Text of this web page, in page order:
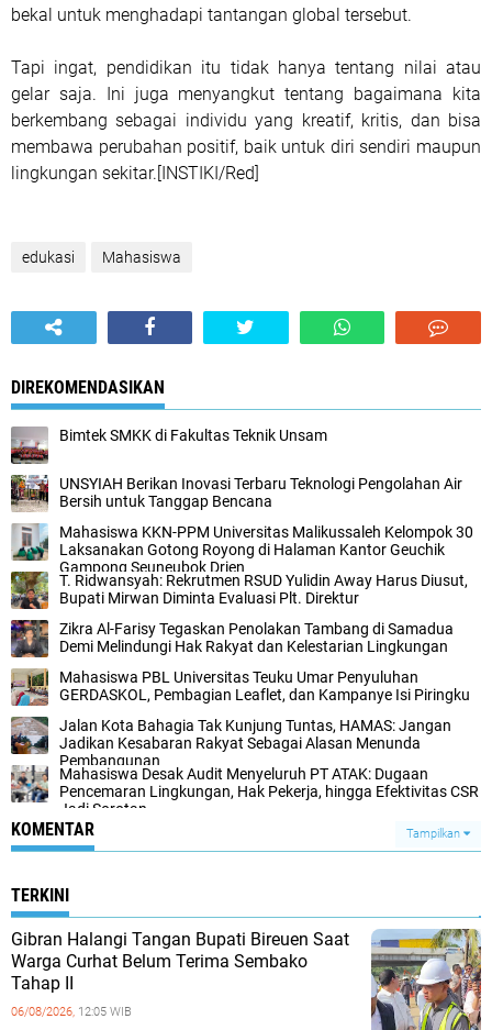
bekal untuk menghadapi tantangan global tersebut.
Tapi ingat, pendidikan itu tidak hanya tentang nilai atau
gelar saja. Ini juga menyangkut tentang bagaimana kita
berkembang sebagai individu yang kreatif, kritis, dan bisa
membawa perubahan positif, baik untuk diri sendiri maupun
lingkungan sekitar.[INSTIKI/Red]
edukasi Mahasiswa
DIREKOMENDASIKAN
Bimtek SMKK di Fakultas Teknik Unsam
UNSYIAH Berikan Inovasi Terbaru Teknologi Pengolahan Air
Bersih untuk Tanggap Bencana
Mahasiswa KKN-PPM Universitas Malikussaleh Kelompok 30
Laksanakan Gotong Royong di Halaman Kantor Geuchik
Gampong Seuneubok Drien
T. Ridwansyah: Rekrutmen RSUD Yulidin Away Harus Diusut,
Bupati Mirwan Diminta Evaluasi Plt. Direktur
Zikra Al-Farisy Tegaskan Penolakan Tambang di Samadua
Demi Melindungi Hak Rakyat dan Kelestarian Lingkungan
Mahasiswa PBL Universitas Teuku Umar Penyuluhan
GERDASKOL, Pembagian Leaflet, dan Kampanye Isi Piringku
Jalan Kota Bahagia Tak Kunjung Tuntas, HAMAS: Jangan
Jadikan Kesabaran Rakyat Sebagai Alasan Menunda
Pembangunan
Mahasiswa Desak Audit Menyeluruh PT ATAK: Dugaan
Pencemaran Lingkungan, Hak Pekerja, hingga Efektivitas CSR
Jadi Sorotan
KOMENTAR Tampilkan
TERKINI
Gibran Halangi Tangan Bupati Bireuen Saat
Warga Curhat Belum Terima Sembako
Tahap II
06/08/2026, 12:05 WIB